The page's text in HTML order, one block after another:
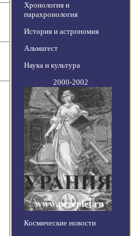
Хронология и
парахронология
История и астрономия
Альмагест
Наука и культура
2000-2002
Космические новости